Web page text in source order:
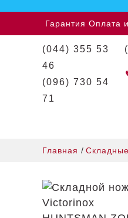
Гарантия Оплата
(044) 355 53
46
(096) 730 54
71
Главная /